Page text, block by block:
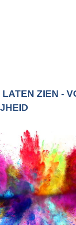
ZIEN -